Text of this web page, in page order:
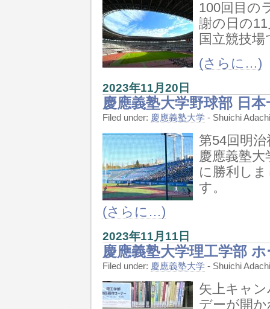
100回目の
謝の日の
国立競技
(さらに…)
2023年11月20日
慶應義塾大学野球部 日本
Filed under: 慶應義塾大学 - Shuichi
第54回明
慶應義塾
に勝利し
す。
(さらに…)
2023年11月11日
慶應義塾大学理工学部
Filed under: 慶應義塾大学 - Shuichi
矢上キャ
デーが開